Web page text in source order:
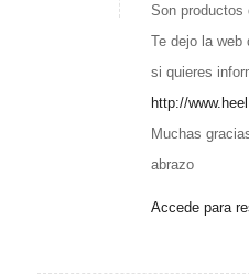
Son productos
Te dejo la web
si quieres
http://
Muchas
abrazo
Accede para